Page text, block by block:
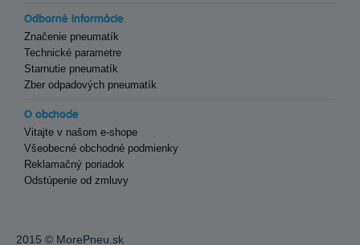
Odborné informácie
Značenie pneumatík
Technické parametre
Starnutie pneumatík
Zber odpadových pneumatík
O obchode
Vitajte v našom e-shope
Všeobecné obchodné podmienky
Reklamačný poriadok
Odstúpenie od zmluvy
2015 © MorePneu.sk